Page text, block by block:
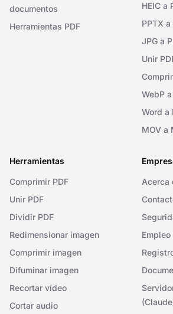
documentos
Herramientas PDF
HEIC a
PPTX a
JPG a
Unir
WebP
Word a
MOV a
Herramientas
Comprimir PDF
Unir PDF
Dividir PDF
Redimensionar imagen
Comprimir imagen
Difuminar imagen
Recortar vídeo
Cortar audio
Acerca
Empleo